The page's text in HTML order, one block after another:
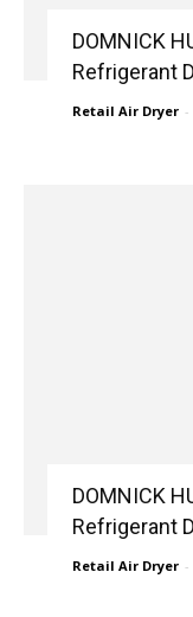
DOMNICK
Refrigerant
Retail Air Dryer -
DOMNICK
Refrigerant
Retail Air Dryer -